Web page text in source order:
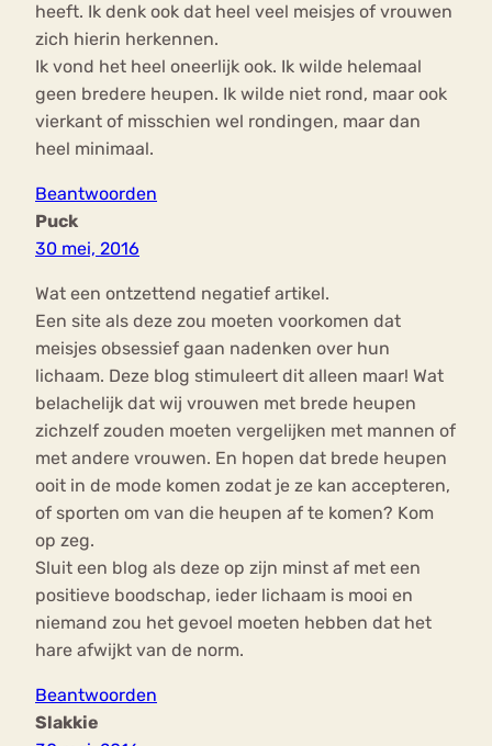
heeft. Ik denk ook dat heel veel meisjes of vrouwen
zich hierin herkennen.
Ik vond het heel oneerlijk ook. Ik wilde helemaal
geen bredere heupen. Ik wilde niet rond, maar ook
vierkant of misschien wel rondingen, maar dan
heel minimaal.
Beantwoorden
Puck
30 mei, 2016
Wat een ontzettend negatief artikel.
Een site als deze zou moeten voorkomen dat
meisjes obsessief gaan nadenken over hun
lichaam. Deze blog stimuleert dit alleen maar! Wat
belachelijk dat wij vrouwen met brede heupen
zichzelf zouden moeten vergelijken met mannen of
met andere vrouwen. En hopen dat brede heupen
ooit in de mode komen zodat je ze kan accepteren,
of sporten om van die heupen af te komen? Kom
op zeg.
Sluit een blog als deze op zijn minst af met een
positieve boodschap, ieder lichaam is mooi en
niemand zou het gevoel moeten hebben dat het
hare afwijkt van de norm.
Beantwoorden
Slakkie